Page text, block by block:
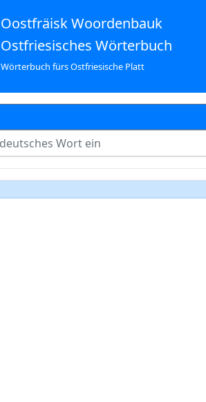
Oostfräisk Woordenbauk
Ostfriesisches Wörterbuch
Wörterbuch fürs Ostfriesische Platt